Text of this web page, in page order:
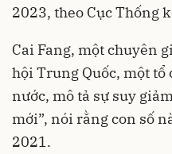
2023, theo Cục Thống
Cai Fang, một chuyên
hội Trung Quốc, một tổ
nước, mô tả sự suy
mới”, nói rằng con số
2021.